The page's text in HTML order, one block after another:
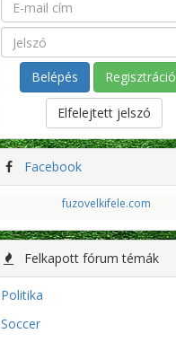
Regisztráció
Elfelejtett jelszó
Facebook
fuzovelkifele.com
Felkapott fórum témák
Politika
Soccer